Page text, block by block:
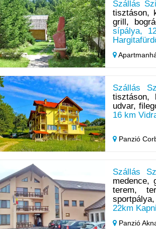
Szállás
tisztáson,
grill,
sípálya,
Szállás
tisztáson,
udvar,
16 km
Panzió
Szállás
medence,
terem,
22km
Panzió